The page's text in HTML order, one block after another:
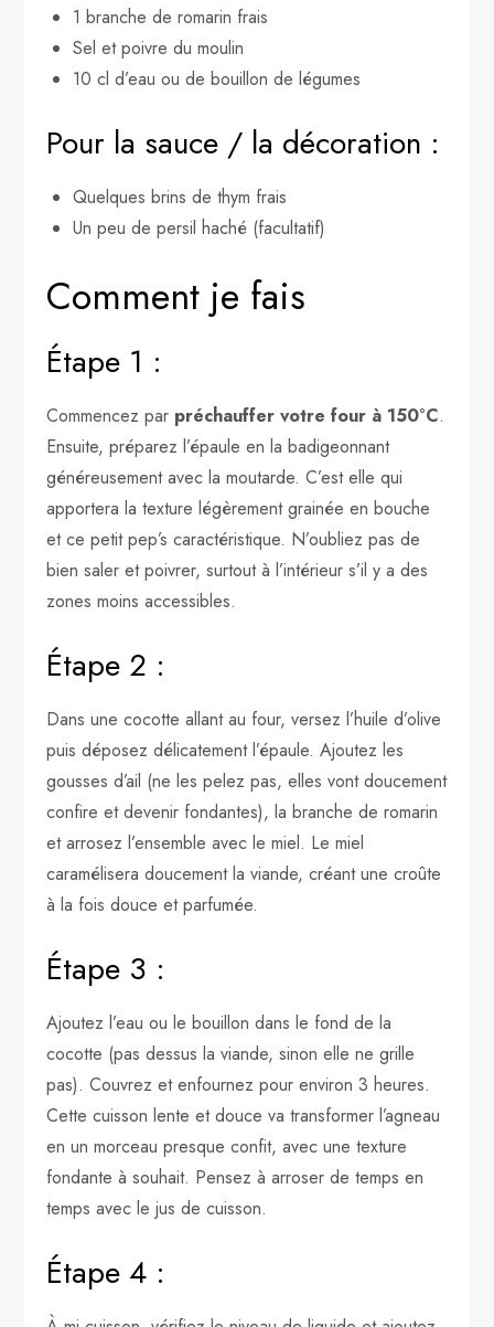
1 branche de romarin frais
Sel et poivre du moulin
10 cl d’eau ou de bouillon de légumes
Pour la sauce / la décoration :
Quelques brins de thym frais
Un peu de persil haché (facultatif)
Comment je fais
Étape 1 :
Commencez par préchauffer votre four à 150°C.
Ensuite, préparez l’épaule en la badigeonnant
généreusement avec la moutarde. C’est elle qui
apportera la texture légèrement grainée en bouche
et ce petit pep’s caractéristique. N’oubliez pas de
bien saler et poivrer, surtout à l’intérieur s’il y a des
zones moins accessibles.
Étape 2 :
Dans une cocotte allant au four, versez l’huile d’olive
puis déposez délicatement l’épaule. Ajoutez les
gousses d’ail (ne les pelez pas, elles vont doucement
confire et devenir fondantes), la branche de romarin
et arrosez l’ensemble avec le miel. Le miel
caramélisera doucement la viande, créant une croûte
à la fois douce et parfumée.
Étape 3 :
Ajoutez l’eau ou le bouillon dans le fond de la
cocotte (pas dessus la viande, sinon elle ne grille
pas). Couvrez et enfournez pour environ 3 heures.
Cette cuisson lente et douce va transformer l’agneau
en un morceau presque confit, avec une texture
fondante à souhait. Pensez à arroser de temps en
temps avec le jus de cuisson.
Étape 4 :